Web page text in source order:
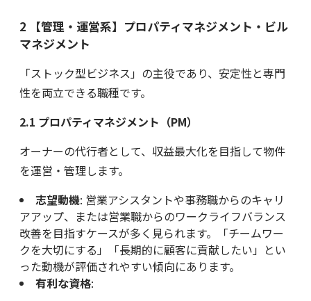
2 【管理・運営系】プロパティマネジメント・ビル
マネジメント
「ストック型ビジネス」の主役であり、安定性と専門
性を両立できる職種です。
2.1 プロパティマネジメント（PM）
オーナーの代行者として、収益最大化を目指して物件
を運営・管理します。
志望動機: 営業アシスタントや事務職からのキャリ
アアップ、または営業職からのワークライフバランス
改善を目指すケースが多く見られます。「チームワー
クを大切にする」「長期的に顧客に貢献したい」とい
った動機が評価されやすい傾向にあります。
有利な資格: